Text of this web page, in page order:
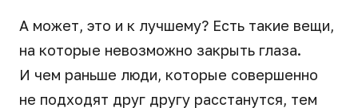
А может, это и к лучшему? Есть такие вещи,
на которые невозможно закрыть глаза.
И чем раньше люди, которые совершенно
не подходят друг другу расстанутся, тем